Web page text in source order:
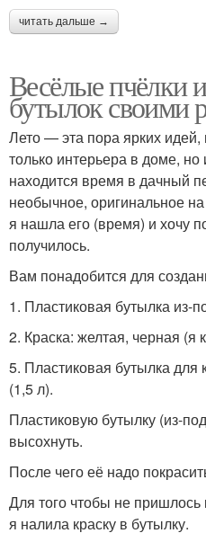
читать дальше →
Весёлые пчёлки
бутылок своими
Лето — эта пора ярких
только интерьера в доме, но
находится время в дачный
необычное, оригинальное
я нашла его (время) и хочу
получилось.
Вам понадобится для
1. Пластиковая бутылка из-
2. Краска: желтая, черная
5. Пластиковая бутылка
(1,5 л).
Пластиковую бутылку (из-
высохнуть.
После чего её надо
Для того чтобы не пришлось
я налила краску в бутылку.